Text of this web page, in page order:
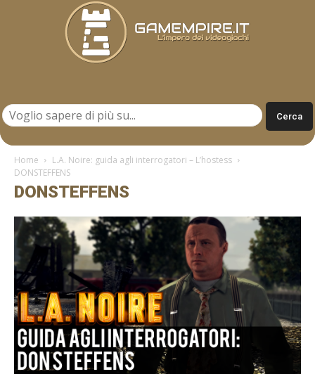
Home
L.A. Noire: guida agli interrogatori – L’hostess
DONSTEFFENS
DONSTEFFENS